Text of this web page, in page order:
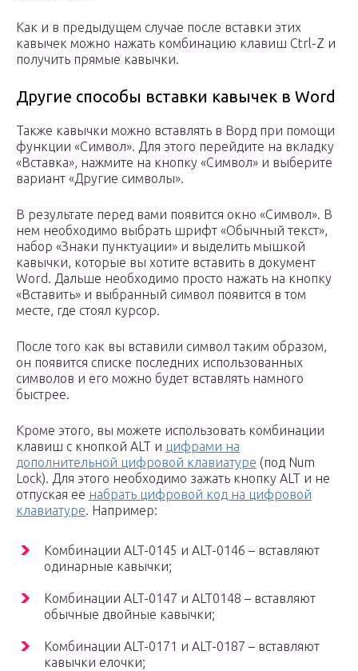
Как и в предыдущем случае после вставки этих
кавычек можно нажать комбинацию клавиш Ctrl-Z и
получить прямые кавычки.
Другие способы вставки кавычек в Word
Также кавычки можно вставлять в Ворд при помощи
функции «Символ». Для этого перейдите на вкладку
«Вставка», нажмите на кнопку «Символ» и выберите
вариант «Другие символы».
В результате перед вами появится окно «Символ». В
нем необходимо выбрать шрифт «Обычный текст»,
набор «Знаки пунктуации» и выделить мышкой
кавычки, которые вы хотите вставить в документ
Word. Дальше необходимо просто нажать на кнопку
«Вставить» и выбранный символ появится в том
месте, где стоял курсор.
После того как вы вставили символ таким образом,
он появится списке последних использованных
символов и его можно будет вставлять намного
быстрее.
Кроме этого, вы можете использовать комбинации
клавиш с кнопкой ALT и цифрами на
дополнительной цифровой клавиатуре (под Num
Lock). Для этого необходимо зажать кнопку ALT и не
отпуская ее набрать цифровой код на цифровой
клавиатуре. Например:
Комбинации ALT-0145 и ALT-0146 – вставляют
одинарные кавычки;
Комбинации ALT-0147 и ALT0148 – вставляют
обычные двойные кавычки;
Комбинации ALT-0171 и ALT-0187 – вставляют
кавычки елочки;